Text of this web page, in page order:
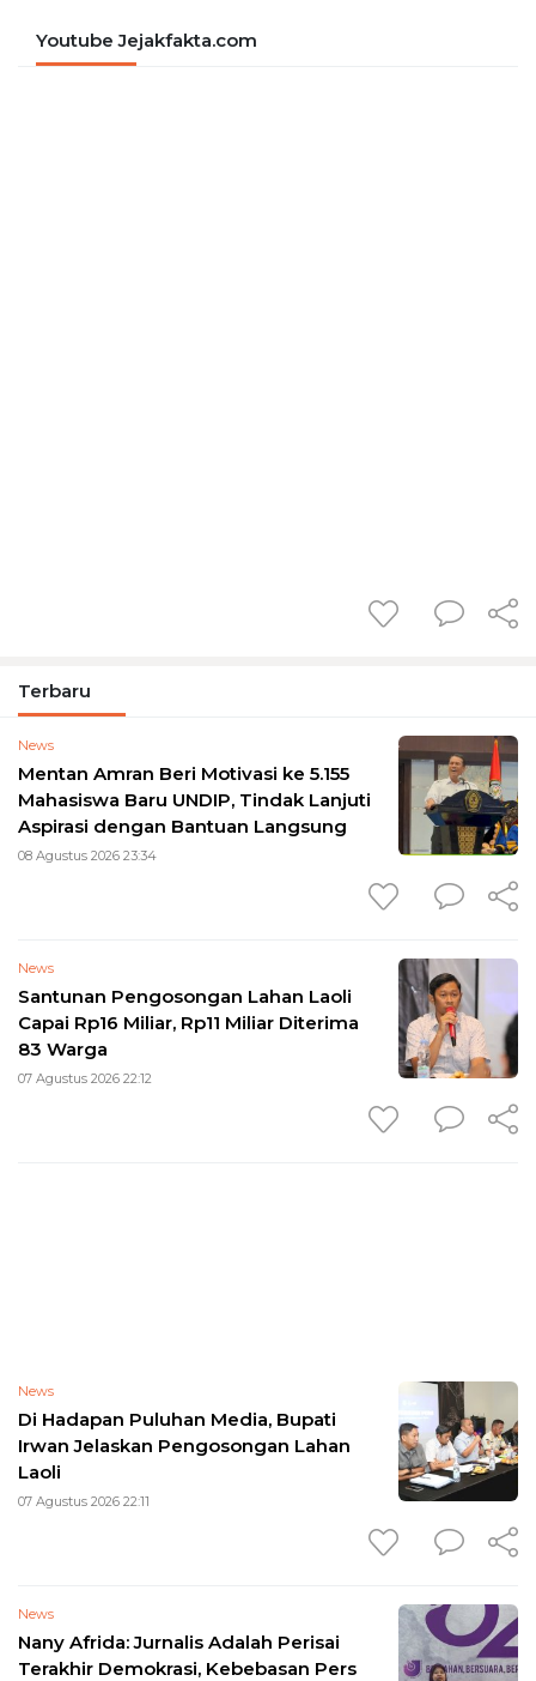
Youtube Jejakfakta.com
Terbaru
News
Mentan Amran Beri Motivasi ke 5.155
Mahasiswa Baru UNDIP, Tindak Lanjuti
Aspirasi dengan Bantuan Langsung
08 Agustus 2026 23:34
News
Santunan Pengosongan Lahan Laoli
Capai Rp16 Miliar, Rp11 Miliar Diterima
83 Warga
07 Agustus 2026 22:12
News
Di Hadapan Puluhan Media, Bupati
Irwan Jelaskan Pengosongan Lahan
Laoli
07 Agustus 2026 22:11
News
Nany Afrida: Jurnalis Adalah Perisai
Terakhir Demokrasi, Kebebasan Pers